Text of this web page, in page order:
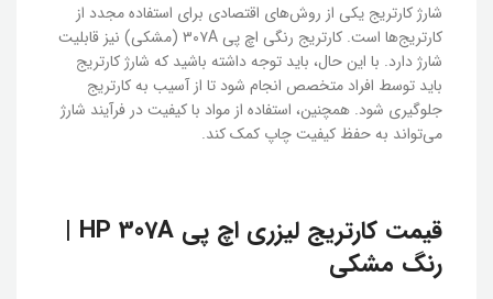
شارژ کارتریج یکی از روش‌های اقتصادی برای استفاده مجدد از
کارتریج‌ها است. کارتریج رنگی اچ پی ۳۰۷A (مشکی) نیز قابلیت
شارژ دارد. با این حال، باید توجه داشته باشید که شارژ کارتریج
باید توسط افراد متخصص انجام شود تا از آسیب به کارتریج
جلوگیری شود. همچنین، استفاده از مواد با کیفیت در فرآیند شارژ
می‌تواند به حفظ کیفیت چاپ کمک کند.
قیمت کارتریج لیزری اچ پی HP 307A |
رنگ مشکی